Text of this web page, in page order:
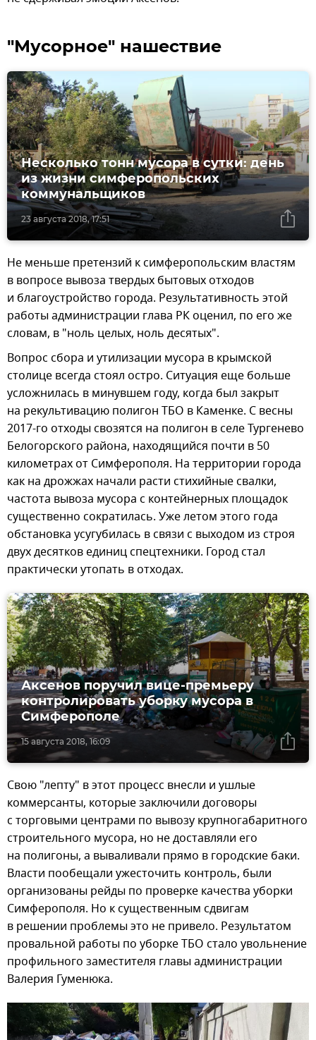
"Мусорное" нашествие
23 августа 2018, 17:51
Несколько тонн мусора в сутки: день
из жизни симферопольских
коммунальщиков
Не меньше претензий к симферопольским властям
в вопросе вывоза твердых бытовых отходов
и благоустройство города. Результативность этой
работы администрации глава РК оценил, по его же
словам, в "ноль целых, ноль десятых".
Вопрос сбора и утилизации мусора в крымской
столице всегда стоял остро. Ситуация еще больше
усложнилась в минувшем году, когда был закрыт
на рекультивацию полигон ТБО в Каменке. С весны
2017-го отходы свозятся на полигон в селе Тургенево
Белогорского района, находящийся почти в 50
километрах от Симферополя. На территории города
как на дрожжах начали расти стихийные свалки,
частота вывоза мусора с контейнерных площадок
существенно сократилась. Уже летом этого года
обстановка усугубилась в связи с выходом из строя
двух десятков единиц спецтехники. Город стал
практически утопать в отходах.
15 августа 2018, 16:09
Аксенов поручил вице-премьеру
контролировать уборку мусора в
Симферополе
Свою "лепту" в этот процесс внесли и ушлые
коммерсанты, которые заключили договоры
с торговыми центрами по вывозу крупногабаритного
строительного мусора, но не доставляли его
на полигоны, а вываливали прямо в городские баки.
Власти пообещали ужесточить контроль, были
организованы рейды по проверке качества уборки
Симферополя. Но к существенным сдвигам
в решении проблемы это не привело. Результатом
провальной работы по уборке ТБО стало увольнение
профильного заместителя главы администрации
Валерия Гуменюка.